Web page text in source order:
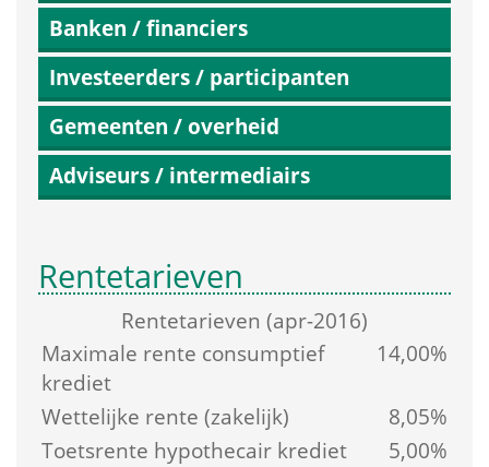
Banken / financiers
Investeerders / participanten
Gemeenten / overheid
Adviseurs / intermediairs
Rentetarieven
Rente­tarieven (apr-2016)
Maximale rente consumptief
krediet
14,00%
Wettelijke rente (zakelijk)
8,05%
Toetsrente hypothecair krediet
5,00%